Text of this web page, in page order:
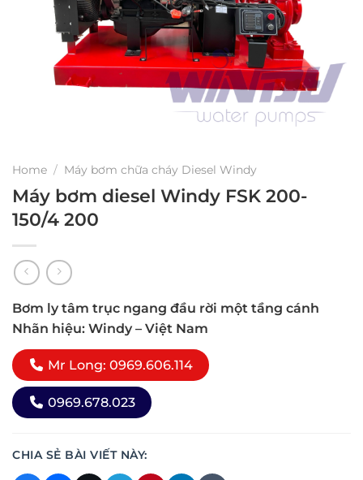
Home / Máy bơm chữa cháy Diesel Windy
Máy bơm diesel Windy FSK 200-
150/4 200
Bơm ly tâm trục ngang đầu rời một tầng cánh
Nhãn hiệu: Windy – Việt Nam
Mr Long: 0969.606.114
0969.678.023
CHIA SẺ BÀI VIẾT NÀY: